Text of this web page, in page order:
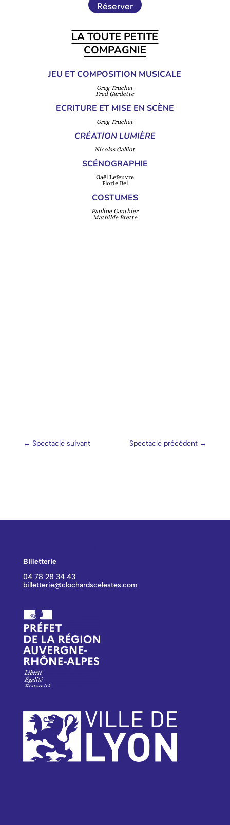
Réserver
LA TOUTE PETITE
COMPAGNIE
JEU ET COMPOSITION MUSICALE
Greg Truchet
Fred Gardette
ECRITURE ET MISE EN SCÈNE
Greg Truchet
CRÉATION LUMIÈRE
Nicolas Galliot
SCÉNOGRAPHIE
Gaël Lefeuvre
Florie Bel
COSTUMES
Pauline Gauthier
Mathilde Brette
← Spectacle suivant Spectacle précédent →
Billetterie
04 78 28 34 43
billetterie@clochardscelestes.com